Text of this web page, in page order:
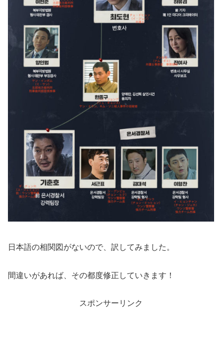
日本語の相関図がないので、訳してみました。
間違いがあれば、その都度修正していきます！
スポンサーリンク